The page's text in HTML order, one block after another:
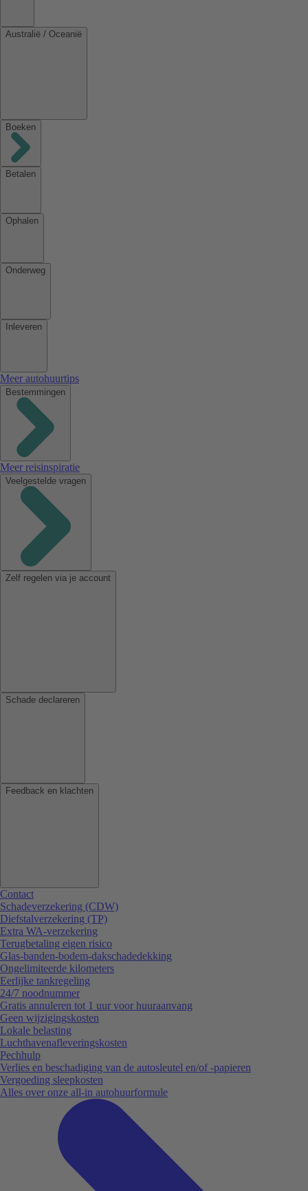
Australië / Oceanië
Boeken
Betalen
Ophalen
Onderweg
Inleveren
Meer autohuurtips
Bestemmingen
Meer reisinspiratie
Veelgestelde vragen
Zelf regelen via je account
Schade declareren
Feedback en klachten
Contact
Schadeverzekering (CDW)
Diefstalverzekering (TP)
Extra WA-verzekering
Terugbetaling eigen risico
Glas-banden-bodem-dakschadedekking
Ongelimiteerde kilometers
Eerlijke tankregeling
24/7 noodnummer
Gratis annuleren tot 1 uur voor huuraanvang
Geen wijzigingskosten
Lokale belasting
Luchthavenafleveringskosten
Pechhulp
Verlies en beschadiging van de autosleutel en/of -papieren
Vergoeding sleepkosten
Alles over onze all-in autohuurformule